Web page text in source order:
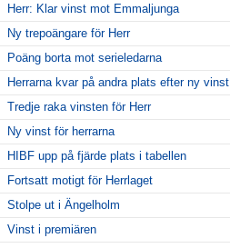
Herr: Klar vinst mot Emmaljunga
Ny trepoängare för Herr
Poäng borta mot serieledarna
Herrarna kvar på andra plats efter ny vinst
Tredje raka vinsten för Herr
Ny vinst för herrarna
HIBF upp på fjärde plats i tabellen
Fortsatt motigt för Herrlaget
Stolpe ut i Ängelholm
Vinst i premiären